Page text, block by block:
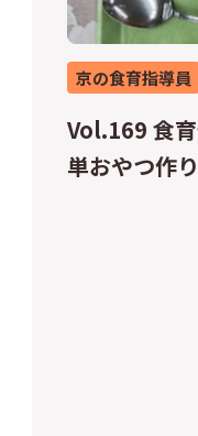
京の食育指導員
Vol.169 食
単おやつ作